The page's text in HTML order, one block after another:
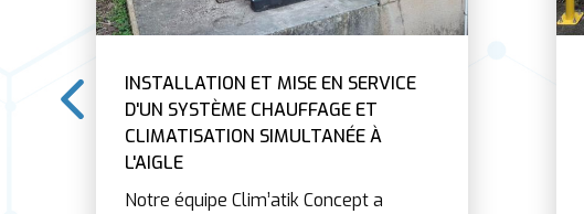
INSTALLATION ET MISE EN SERVICE
D'UN SYSTÈME CHAUFFAGE ET
CLIMATISATION SIMULTANÉE À
L'AIGLE
Notre équipe Clim’atik Concept a